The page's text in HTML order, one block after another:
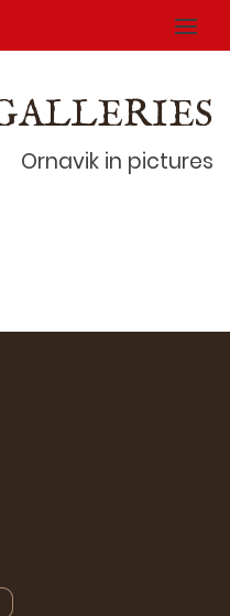
Ornavik in pictures